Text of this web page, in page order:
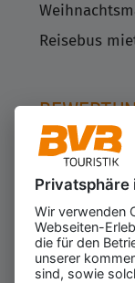
Reisebus
623
für den
4.43von
Privatsphäre
Wir verwenden
Webseiten-
die für den
unserer
sind, sowie